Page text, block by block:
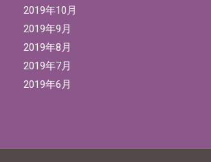
2019年10月
2019年9月
2019年8月
2019年7月
2019年6月